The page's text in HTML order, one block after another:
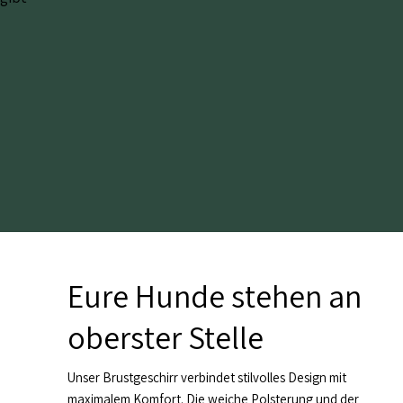
Eure Hunde stehen an
oberster Stelle
Unser Brustgeschirr verbindet stilvolles Design mit
maximalem Komfort. Die weiche Polsterung und der